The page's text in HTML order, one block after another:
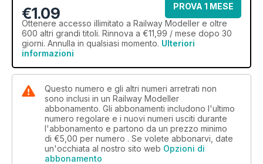
€1.09
PROVA 1 MESE
Ottenere accesso illimitato a Railway Modeller e oltre
600 altri grandi titoli. Rinnova a €11,99 / mese dopo 30
giorni. Annulla in qualsiasi momento. Ulteriori
informazioni
Questo numero e gli altri numeri arretrati non
sono inclusi in un Railway Modeller
abbonamento. Gli abbonamenti includono l'ultimo
numero regolare e i nuovi numeri usciti durante
l'abbonamento e partono da un prezzo minimo
di €5,00 per numero . Se volete abbonarvi, date
un'occhiata al nostro sito web Opzioni di
abbonamento